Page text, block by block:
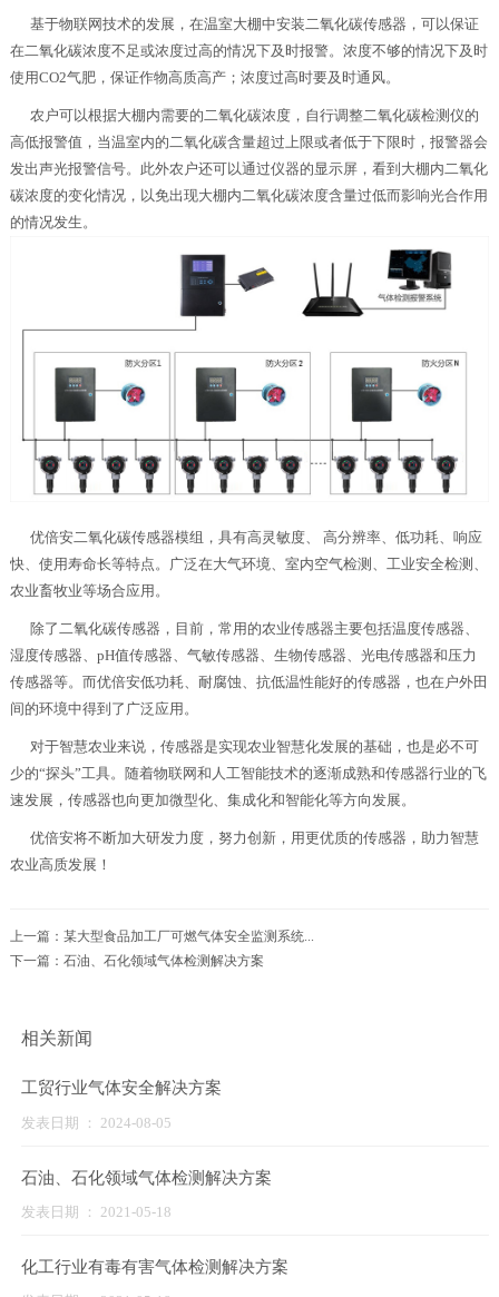
基于物联网技术的发展，在温室大棚中安装二氧化碳传感器，可以保证
在二氧化碳浓度不足或浓度过高的情况下及时报警。浓度不够的情况下及时
使用CO2气肥，保证作物高质高产；浓度过高时要及时通风。
农户可以根据大棚内需要的二氧化碳浓度，自行调整二氧化碳检测仪的
高低报警值，当温室内的二氧化碳含量超过上限或者低于下限时，报警器会
发出声光报警信号。此外农户还可以通过仪器的显示屏，看到大棚内二氧化
碳浓度的变化情况，以免出现大棚内二氧化碳浓度含量过低而影响光合作用
的情况发生。
优倍安二氧化碳传感器模组，具有高灵敏度、 高分辨率、低功耗、响应
快、使用寿命长等特点。广泛在大气环境、室内空气检测、工业安全检测、
农业畜牧业等场合应用。
除了二氧化碳传感器，目前，常用的农业传感器主要包括温度传感器、
湿度传感器、pH值传感器、气敏传感器、生物传感器、光电传感器和压力
传感器等。而优倍安低功耗、耐腐蚀、抗低温性能好的传感器，也在户外田
间的环境中得到了广泛应用。
对于智慧农业来说，传感器是实现农业智慧化发展的基础，也是必不可
少的“探头”工具。随着物联网和人工智能技术的逐渐成熟和传感器行业的飞
速发展，传感器也向更加微型化、集成化和智能化等方向发展。
优倍安将不断加大研发力度，努力创新，用更优质的传感器，助力智慧
农业高质发展！
上一篇： 某大型食品加工厂可燃气体安全监测系统...
下一篇： 石油、石化领域气体检测解决方案
相关新闻
工贸行业气体安全解决方案
发表日期 ： 2024-08-05
石油、石化领域气体检测解决方案
发表日期 ： 2021-05-18
化工行业有毒有害气体检测解决方案